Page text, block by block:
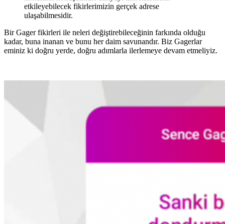
etkileyebilecek fikirlerimizin gerçek adrese
ulaşabilmesidir.
Bir Gager fikirleri ile neleri değiştirebileceğinin farkında olduğu
kadar, buna inanan ve bunu her daim savunandır. Biz Gagerlar
eminiz ki doğru yerde, doğru adımlarla ilerlemeye devam etmeliyiz.